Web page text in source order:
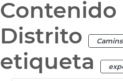
Contenido
Distrito
etiqueta